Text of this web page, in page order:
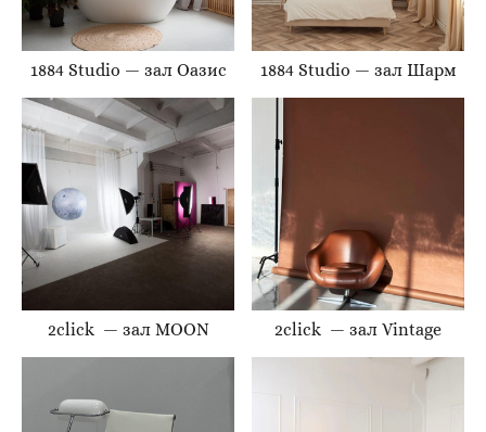
1884 Studio — зал Оазис 1884 Studio — зал Шарм
2click — зал MOON 2click — зал Vintage